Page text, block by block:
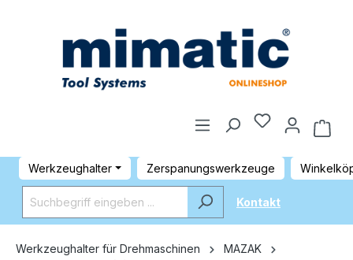
Werkzeughalter Zerspanungswerkzeuge
Kontakt
Werkzeughalter für Drehmaschinen
MAZAK